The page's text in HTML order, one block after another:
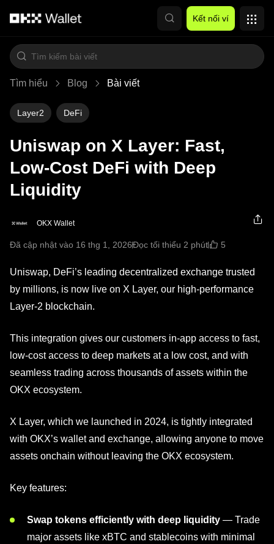
Kết nối ví
Tìm hiểu Blog Bài viết
Layer2 DeFi
Uniswap on X Layer: Fast,
Low-Cost DeFi with Deep
Liquidity
OKX Wallet
Đã cập nhật vào 16 thg 1, 2026Đọc tối thiểu 2 phút 5
Uniswap, DeFi’s leading decentralized exchange trusted
by millions, is now live on X Layer, our high-performance
Layer-2 blockchain.
This integration gives our customers in-app access to fast,
low-cost access to deep markets at a low cost, and with
seamless trading across thousands of assets within the
OKX ecosystem.
X Layer, which we launched in 2024, is tightly integrated
with OKX’s wallet and exchange, allowing anyone to move
assets onchain without leaving the OKX ecosystem.
Key features:
Swap tokens efficiently with deep liquidity — Trade
major assets like xBTC and stablecoins with minimal